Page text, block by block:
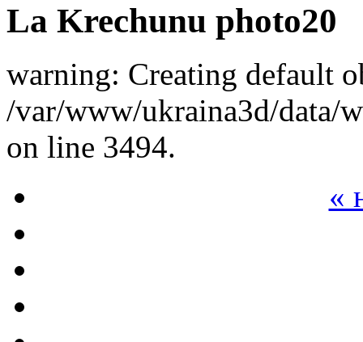
La Krechunu photo20
warning: Creating default
/var/www/ukraina3d/data/
on line 3494.
«